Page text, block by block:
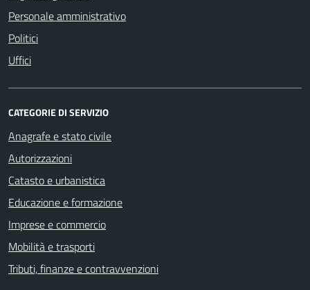
Personale amministrativo
Politici
Uffici
CATEGORIE DI SERVIZIO
Anagrafe e stato civile
Autorizzazioni
Catasto e urbanistica
Educazione e formazione
Imprese e commercio
Mobilità e trasporti
Tributi, finanze e contravvenzioni